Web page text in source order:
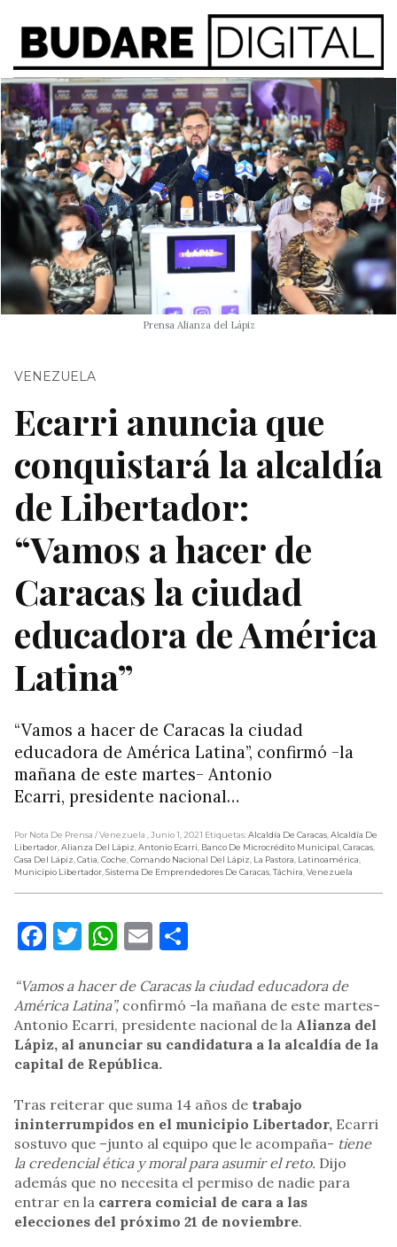
Prensa Alianza del Lápiz
VENEZUELA
Ecarri anuncia que
conquistará la alcaldía
de Libertador:
“Vamos a hacer de
Caracas la ciudad
educadora de América
Latina”
“Vamos a hacer de Caracas la ciudad
educadora de América Latina”, confirmó -la
mañana de este martes- Antonio
Ecarri, presidente nacional…
Por Nota De Prensa / Venezuela , Junio 1, 2021 Etiquetas:Alcaldía De Caracas,Alcaldía De
Libertador,Alianza Del Lápiz,Antonio Ecarri, Banco De Microcrédito Municipal,Caracas,
Casa Del Lápiz,Catia,Coche,Comando Nacional Del Lápiz, La Pastora, Latinoamérica,
Municipio Libertador,Sistema De Emprendedores De Caracas,Táchira,Venezuela
Facebook
Twitter
WhatsApp
Email
“Vamos a hacer de Caracas la ciudad educadora de
América Latina”, confirmó -la mañana de este martes-
Antonio Ecarri, presidente nacional de la Alianza del
Lápiz, al anunciar su candidatura a la alcaldía de la
capital de República.
Tras reiterar que suma 14 años de trabajo
ininterrumpidos en el municipio Libertador, Ecarri
sostuvo que –junto al equipo que le acompaña- tiene
la credencial ética y moral para asumir el reto. Dijo
además que no necesita el permiso de nadie para
entrar en la carrera comicial de cara a las
elecciones del próximo 21 de noviembre.